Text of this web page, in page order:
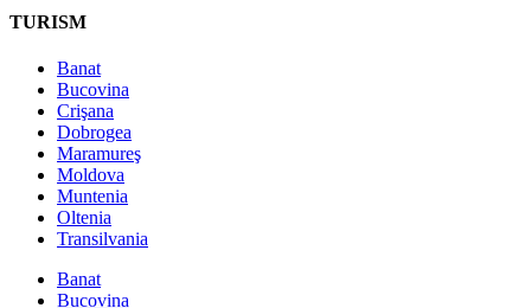
TURISM
Banat
Bucovina
Crişana
Dobrogea
Maramureş
Moldova
Muntenia
Oltenia
Transilvania
Banat
Bucovina